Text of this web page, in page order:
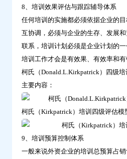
8、培训效果评估与跟踪辅导体系
任何培训的实施都必须依据企业的
互协调，必须与企业的生存、发展
联系，培训计划必须是企业计划的
培训工作才会是有效果、有效率和有
柯氏（Donald.L.Kirkpatrick）四级培
主要内容：
柯氏（Kirkpatrick）培训四级评估模
9、培训预算控制体系
一般来说外资企业的培训总预算占